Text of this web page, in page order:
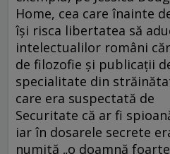
Home, cea care înainte
îşi risca libertatea să
intelectualilor români
de filozofie şi publicaţii
specialitate din
care era suspectată de
Securitate că ar fi
iar în dosarele secrete
numită „o doamnă foarte